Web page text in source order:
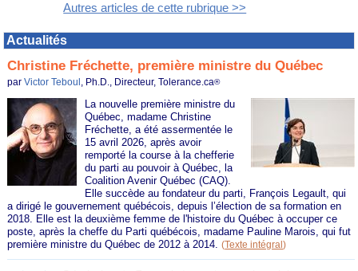
Autres articles de cette rubrique >>
Actualités
Christine Fréchette, première ministre du Québec
parVictor Teboul, Ph.D., Directeur, Tolerance.ca®
La nouvelle première ministre du
Québec, madame Christine
Fréchette, a été assermentée le
15 avril 2026, après avoir
remporté la course à la chefferie
du parti au pouvoir à Québec, la
Coalition Avenir Québec (CAQ).
Elle succède au fondateur du parti, François Legault, qui
a dirigé le gouvernement québécois, depuis l’élection de sa formation en
2018. Elle est la deuxième femme de l'histoire du Québec à occuper ce
poste, après la cheffe du Parti québécois, madame Pauline Marois, qui fut
première ministre du Québec de 2012 à 2014.(Texte intégral)